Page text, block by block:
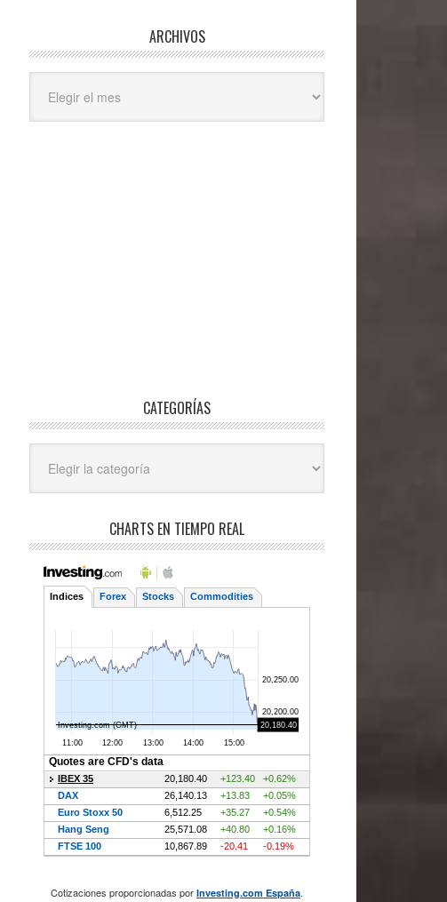
ARCHIVOS
CATEGORÍAS
CHARTS EN TIEMPO REAL
Cotizaciones proporcionadas por Investing.com España.